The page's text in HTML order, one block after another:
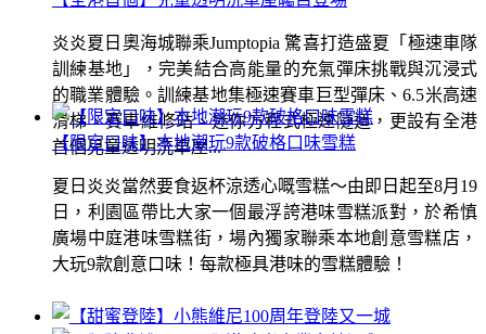
炎炎夏日奧海城聯乘Jumptopia 驚喜打造盛夏「極速車隊
訓練基地」，完美結合高能量的充氣彈床挑戰與沉浸式
的職業體驗。訓練基地集極速賽車巨型彈床、6.5米高速
滑梯、賽車維修站、迷你方程式極速隧道，更設有全港
首個兒童透明洗車屋...
【限定口味】本地潮玩9款破格口味雪糕
夏日炎炎當然要食返杯涼透心嘅雪糕～由即日起至8月19
日，利園區帶比大家一個最浮誇港味雪糕派對，於希慎
廣場中庭港味雪糕街，場內獨家聯乘本地創意雪糕店，
大玩9款創意口味！每款極具港味的雪糕體驗！